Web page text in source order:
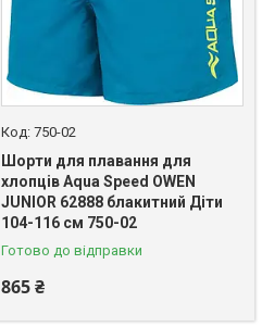
750-02
Шорти для плавання для
хлопців Aqua Speed OWEN
JUNIOR 62888 блакитний Діти
104-116 см 750-02
Готово до відправки
865 ₴